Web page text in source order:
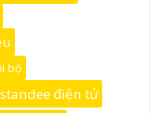
bộ
standee điện tử